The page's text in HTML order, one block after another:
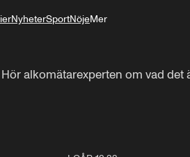
vanlig julmust göra
NyheterSportNöjeMer
alkomätarexperten om vad